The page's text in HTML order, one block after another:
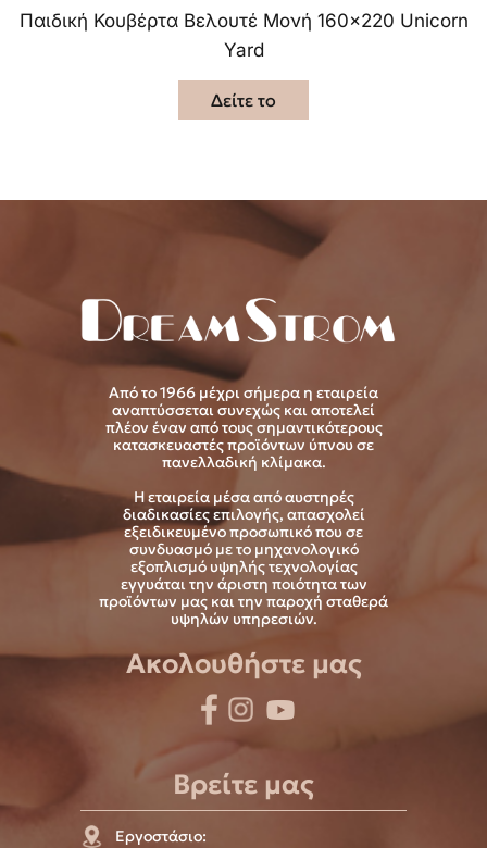
Παιδική Κουβέρτα Βελουτέ Μονή 160×220 Unicorn
Yard
Δείτε το
Από το 1966 μέχρι σήμερα η εταιρεία
αναπτύσσεται συνεχώς και αποτελεί
πλέον έναν από τους σημαντικότερους
κατασκευαστές προϊόντων ύπνου σε
πανελλαδική κλίμακα.
Η εταιρεία μέσα από αυστηρές
διαδικασίες επιλογής, απασχολεί
εξειδικευμένο προσωπικό που σε
συνδυασμό με το μηχανολογικό
εξοπλισμό υψηλής τεχνολογίας
εγγυάται την άριστη ποιότητα των
προϊόντων μας και την παροχή σταθερά
υψηλών υπηρεσιών.
Ακολουθήστε μας
Βρείτε μας
Εργοστάσιο: